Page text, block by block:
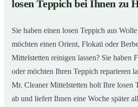
02 Einblick in unsere Teppichwäscherei
losen Teppich bei Ihnen zu
Sie haben einen losen Teppich aus
möchten einen Orient, Flokati oder
Mittelstetten reinigen lassen? Sie haben
oder möchten Ihren Teppich reparieren
Mr. Cleaner Mittelstetten holt Ihre losen
ab und liefert Ihnen eine Woche später